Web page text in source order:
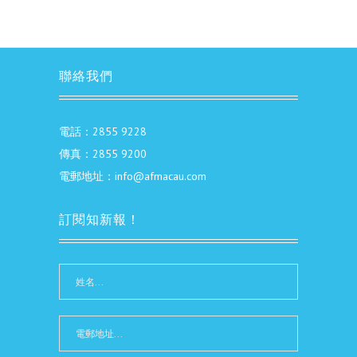
聯絡我們
電話：2855 9228
傳真：2855 9200
電郵地址：info@afmacau.com
訂閱知新報！